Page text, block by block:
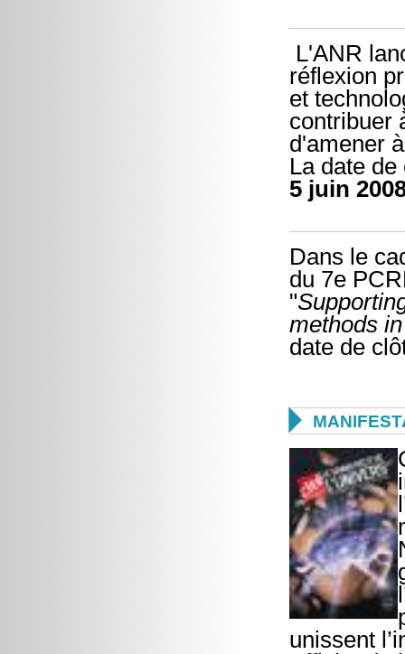
L'ANR
réflexion
et
contribuer
d'amener
La date de
5 juin
Dans le
du 7e
"
methods
date de

unissent